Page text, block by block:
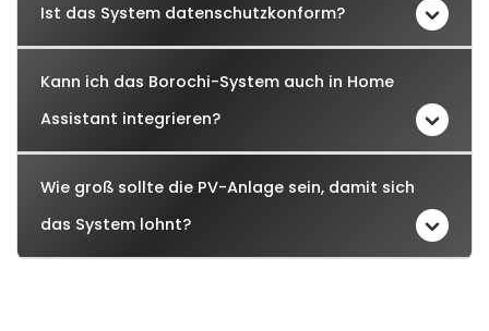
Ist das System datenschutzkonform?
Kann ich das Borochi-System auch in Home
Assistant integrieren?
Wie groß sollte die PV-Anlage sein, damit sich
das System lohnt?